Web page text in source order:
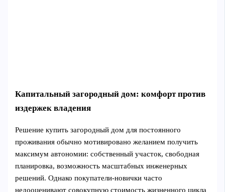
Капитальный загородный дом: комфорт против
издержек владения
Решение купить загородный дом для постоянного
проживания обычно мотивировано желанием получить
максимум автономии: собственный участок, свободная
планировка, возможность масштабных инженерных
решений. Однако покупатели-новички часто
недооценивают совокупную стоимость жизненного цикла